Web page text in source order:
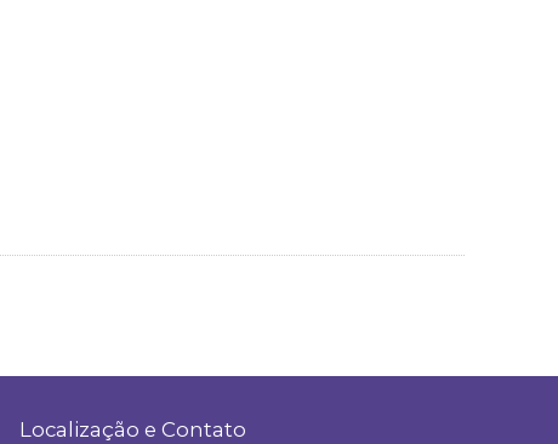
Localização e Contato